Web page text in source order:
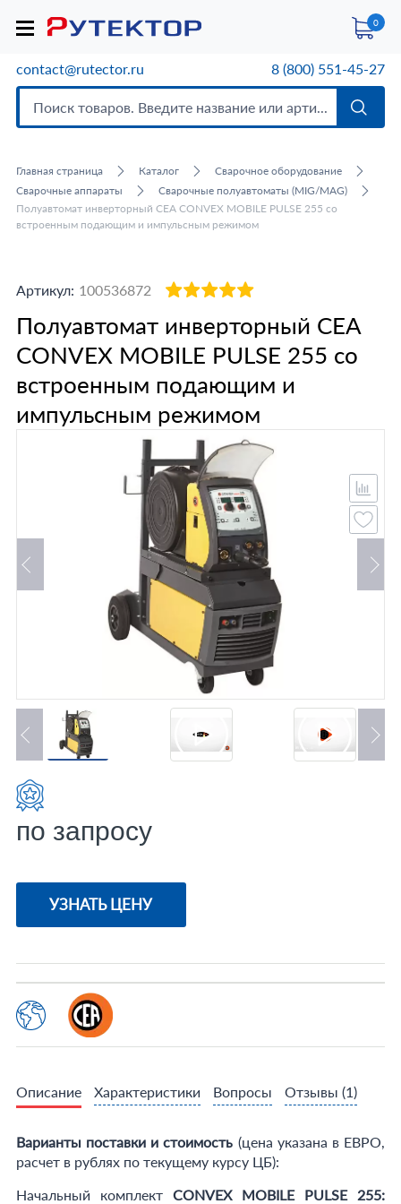
0
contact@rutector.ru 8 (800) 551-45-27
Главная страница Каталог
Сварочное оборудование
Сварочные аппараты
Сварочные полуавтоматы (MIG/MAG)
Полуавтомат инверторный CEA CONVEX MOBILE PULSE 255 со
встроенным подающим и импульсным режимом
Артикул: 100536872
Полуавтомат инверторный CEA
CONVEX MOBILE PULSE 255 со
встроенным подающим и
импульсным режимом
по запросу
УЗНАТЬ ЦЕНУ
Описание Характеристики Вопросы Отзывы (1)
Варианты поставки и стоимость (цена указана в ЕВРО,
расчет в рублях по текущему курсу ЦБ):
Начальный комплект CONVEX MOBILE PULSE 255: